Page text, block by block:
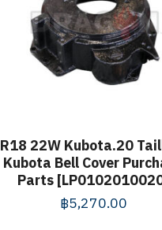
R18 22W Kubota.20
Kubota Bell Cover
Parts
฿5,270.00